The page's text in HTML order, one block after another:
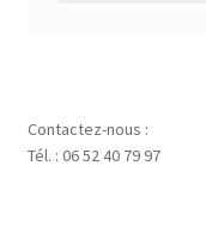
Contactez-nous :
Tél. : 06 52 40 79 97